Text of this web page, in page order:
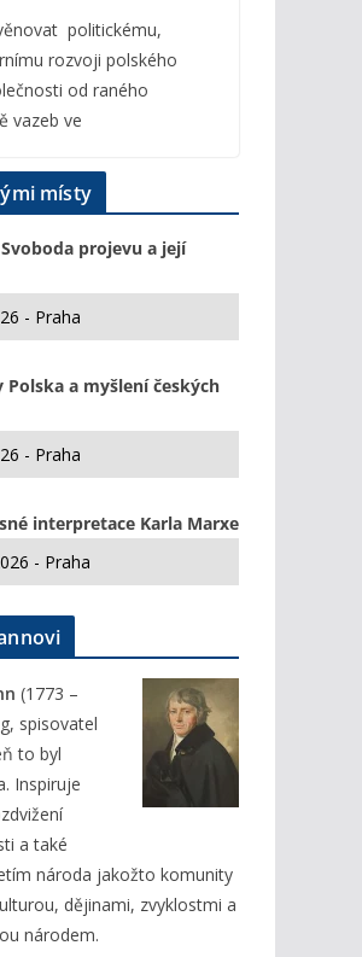
politickému,
rozvoji polského
od raného
vazeb ve
místy
projevu a její
- Praha
Polska a myšlení českých
- Praha
interpretace Karla Marxe
- Praha
(1773 –
spisovatel
to byl
Inspiruje
a také
národa jakožto komunity
dějinami, zvyklostmi a
národem.